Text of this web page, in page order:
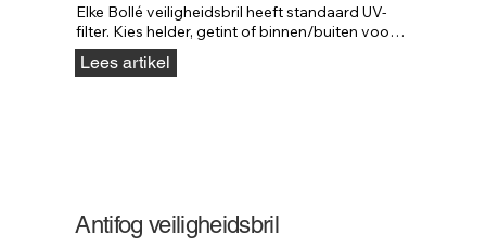
Elke Bollé veiligheidsbril heeft standaard UV-
filter. Kies helder, getint of binnen/buiten voor
de juiste lichtreductie buiten.
Lees artikel
Antifog veiligheidsbril